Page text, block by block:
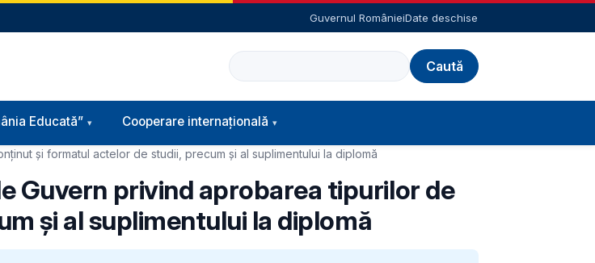
Guvernul RomânieiDate deschise
Caută
Educată” Cooperare internațională
și formatul actelor de studii, precum și al suplimentului la diplomă
Guvern privind aprobarea tipurilor de
și al suplimentului la diplomă